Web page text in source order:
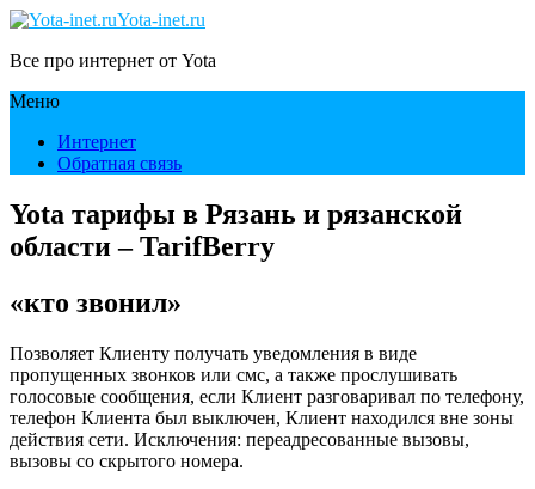
Yota-inet.ru
Все про интернет от Yota
Меню
Интернет
Обратная связь
Yota тарифы в Рязань и рязанской
области – TarifBerry
«кто звонил»
Позволяет Клиенту получать уведомления в виде
пропущенных звонков или смс, а также прослушивать
голосовые сообщения, если Клиент разговаривал по телефону,
телефон Клиента был выключен, Клиент находился вне зоны
действия сети. Исключения: переадресованные вызовы,
вызовы со скрытого номера.